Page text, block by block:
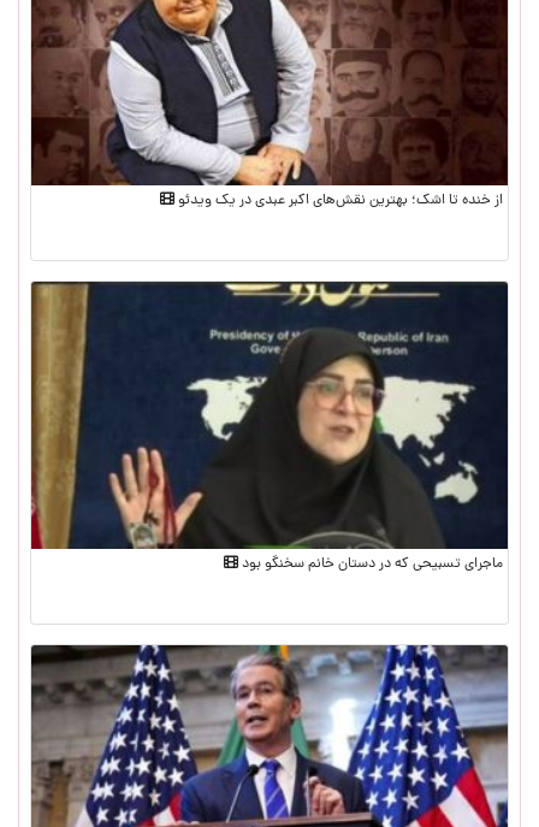
از خنده تا اشک؛ بهترین نقش‌های اکبر عبدی در یک ویدئو
ماجرای تسبیحی که در دستان خانم سخنگو بود